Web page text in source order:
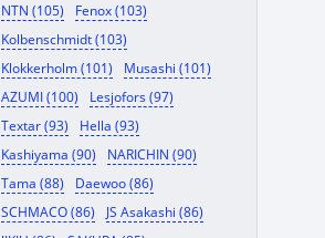
NTN (105)
Fenox (103)
Kolbenschmidt (103)
Klokkerholm (101)
Musashi (101)
AZUMI (100)
Lesjofors (97)
Textar (93)
Hella (93)
Kashiyama (90)
NARICHIN (90)
Tama (88)
Daewoo (86)
SCHMACO (86)
JS Asakashi (86)